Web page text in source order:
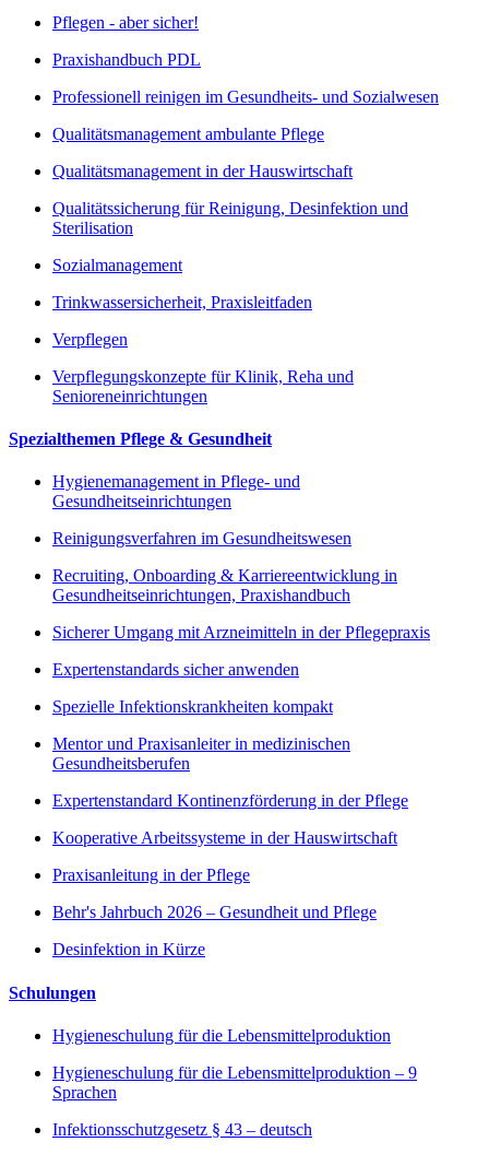
Pflegen - aber sicher!
Praxishandbuch PDL
Professionell reinigen im Gesundheits- und Sozialwesen
Qualitätsmanagement ambulante Pflege
Qualitätsmanagement in der Hauswirtschaft
Qualitätssicherung für Reinigung, Desinfektion und
Sterilisation
Sozialmanagement
Trinkwassersicherheit, Praxisleitfaden
Verpflegen
Verpflegungskonzepte für Klinik, Reha und
Senioreneinrichtungen
Spezialthemen Pflege & Gesundheit
Hygienemanagement in Pflege- und
Gesundheitseinrichtungen
Reinigungsverfahren im Gesundheitswesen
Recruiting, Onboarding & Karriereentwicklung in
Gesundheitseinrichtungen, Praxishandbuch
Sicherer Umgang mit Arzneimitteln in der Pflegepraxis
Expertenstandards sicher anwenden
Spezielle Infektionskrankheiten kompakt
Mentor und Praxisanleiter in medizinischen
Gesundheitsberufen
Expertenstandard Kontinenzförderung in der Pflege
Kooperative Arbeitssysteme in der Hauswirtschaft
Praxisanleitung in der Pflege
Behr's Jahrbuch 2026 – Gesundheit und Pflege
Desinfektion in Kürze
Schulungen
Hygieneschulung für die Lebensmittelproduktion
Hygieneschulung für die Lebensmittelproduktion – 9
Sprachen
Infektionsschutzgesetz § 43 – deutsch